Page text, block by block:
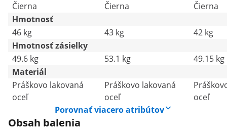
Čierna
Čierna
Čierna
Hmotnosť
46 kg
43 kg
42 kg
Hmotnosť zásielky
49.6 kg
53.1 kg
49.15 kg
Materiál
Práškovo lakovaná
oceľ
Práškovo lakovaná
oceľ
oceľ
Porovnať viacero atribútov
Obsah balenia